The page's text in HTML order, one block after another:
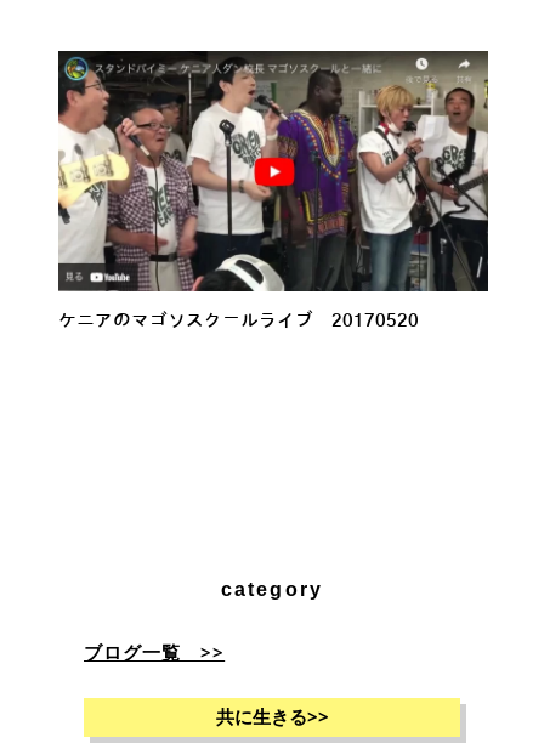
ケニアのマゴソスクールライブ 20170520
category
ブログ一覧 >>
共に生きる>>